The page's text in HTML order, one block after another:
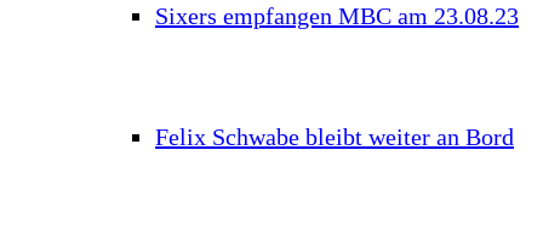
Sixers empfangen MBC am 23.08.23
Felix Schwabe bleibt weiter an Bord